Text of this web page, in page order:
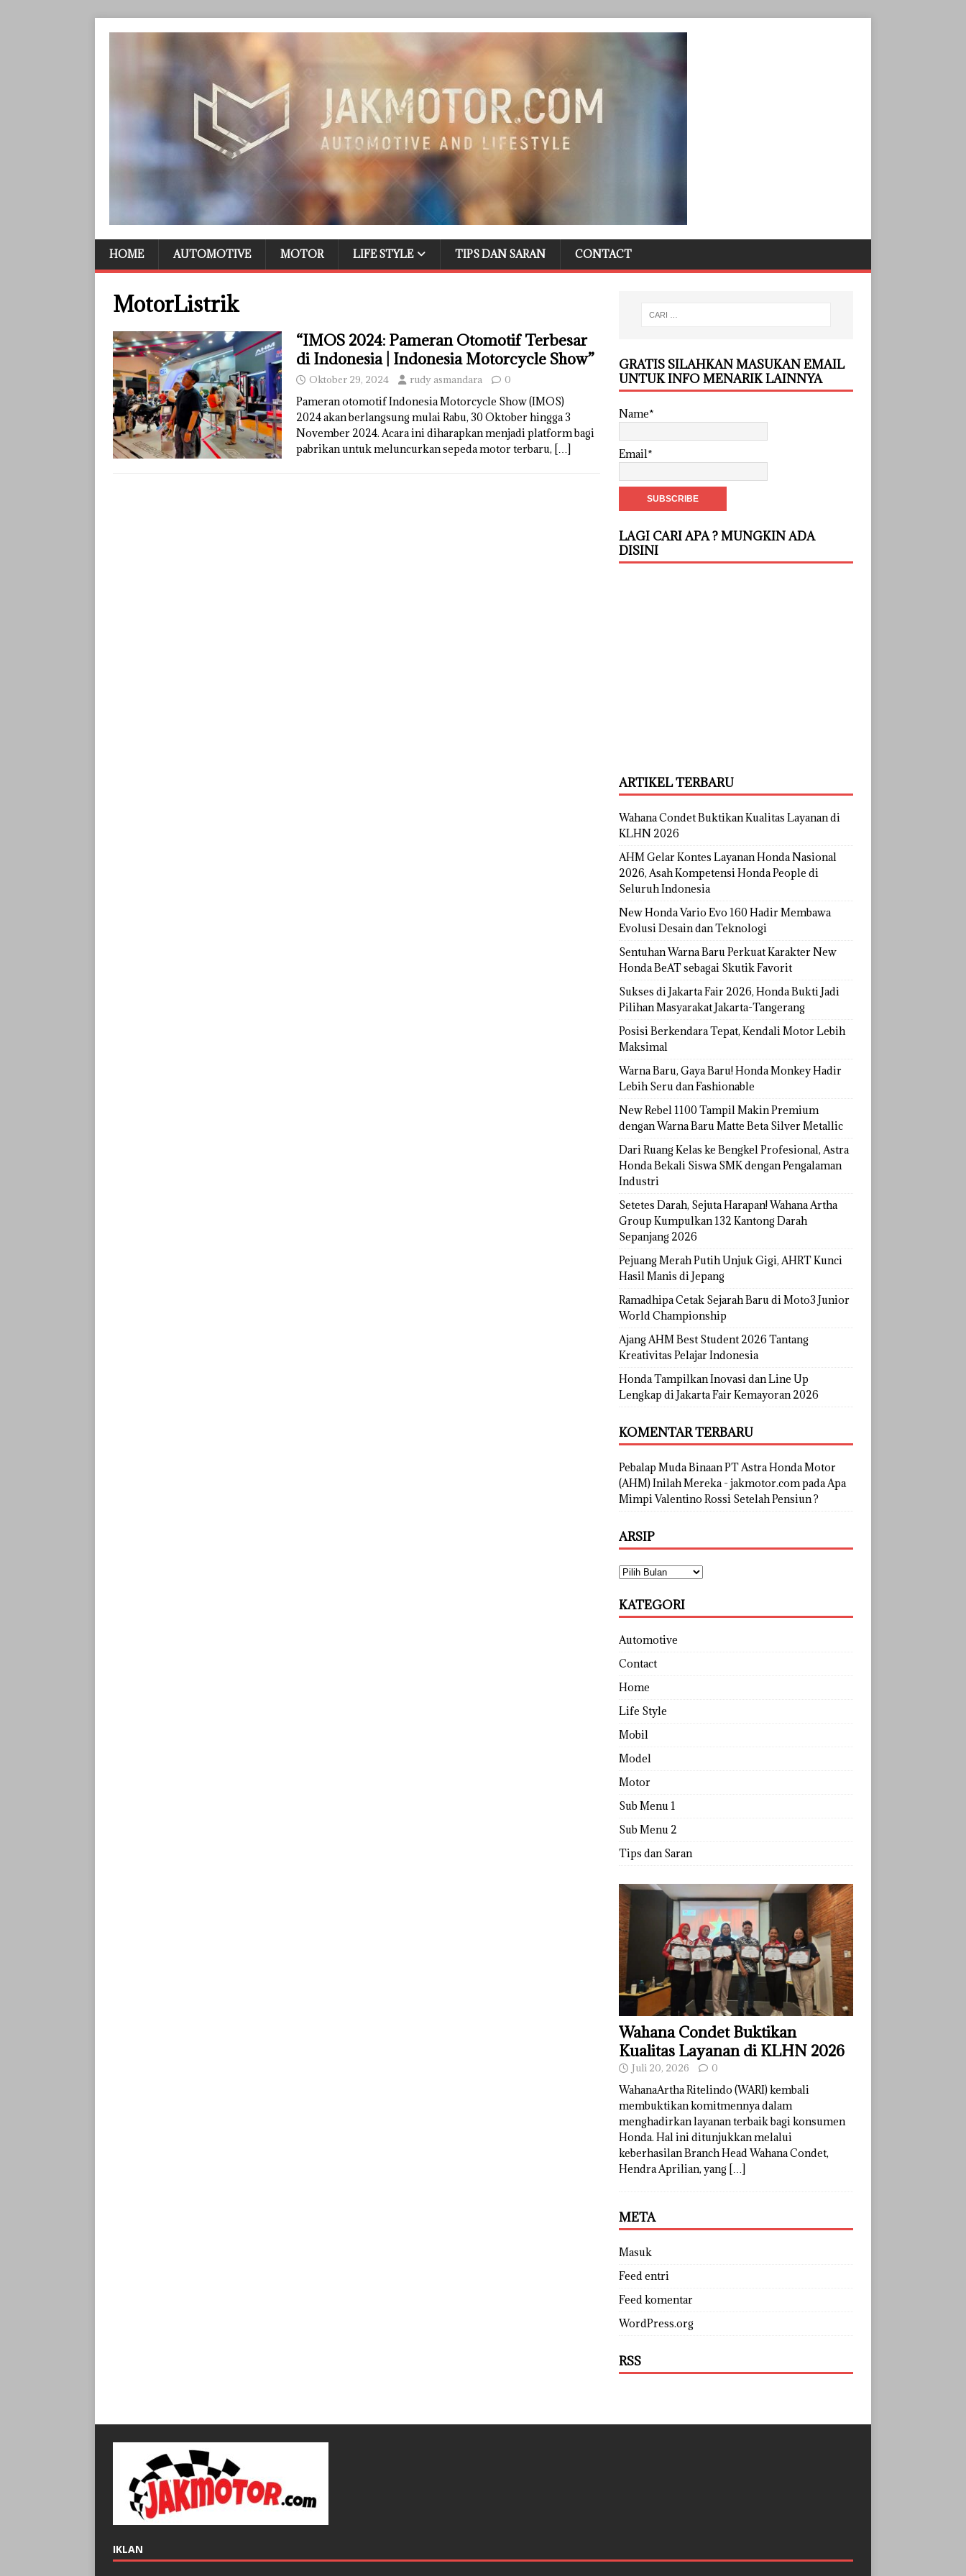
HOME AUTOMOTIVE MOTOR LIFE STYLE TIPS DAN SARAN CONTACT
MotorListrik
“IMOS 2024: Pameran Otomotif Terbesar
di Indonesia | Indonesia Motorcycle Show”
Oktober 29, 2024 rudy asmandara 0
Pameran otomotif Indonesia Motorcycle Show (IMOS)
2024 akan berlangsung mulai Rabu, 30 Oktober hingga 3
November 2024. Acara ini diharapkan menjadi platform bagi
pabrikan untuk meluncurkan sepeda motor terbaru, […]
GRATIS SILAHKAN MASUKAN EMAIL
UNTUK INFO MENARIK LAINNYA
Name*
Email*
LAGI CARI APA ? MUNGKIN ADA
DISINI
ARTIKEL TERBARU
Wahana Condet Buktikan Kualitas Layanan di
KLHN 2026
AHM Gelar Kontes Layanan Honda Nasional
2026, Asah Kompetensi Honda People di
Seluruh Indonesia
New Honda Vario Evo 160 Hadir Membawa
Evolusi Desain dan Teknologi
Sentuhan Warna Baru Perkuat Karakter New
Honda BeAT sebagai Skutik Favorit
Sukses di Jakarta Fair 2026, Honda Bukti Jadi
Pilihan Masyarakat Jakarta-Tangerang
Posisi Berkendara Tepat, Kendali Motor Lebih
Maksimal
Warna Baru, Gaya Baru! Honda Monkey Hadir
Lebih Seru dan Fashionable
New Rebel 1100 Tampil Makin Premium
dengan Warna Baru Matte Beta Silver Metallic
Dari Ruang Kelas ke Bengkel Profesional, Astra
Honda Bekali Siswa SMK dengan Pengalaman
Industri
Setetes Darah, Sejuta Harapan! Wahana Artha
Group Kumpulkan 132 Kantong Darah
Sepanjang 2026
Pejuang Merah Putih Unjuk Gigi, AHRT Kunci
Hasil Manis di Jepang
Ramadhipa Cetak Sejarah Baru di Moto3 Junior
World Championship
Ajang AHM Best Student 2026 Tantang
Kreativitas Pelajar Indonesia
Honda Tampilkan Inovasi dan Line Up
Lengkap di Jakarta Fair Kemayoran 2026
KOMENTAR TERBARU
Pebalap Muda Binaan PT Astra Honda Motor
(AHM) Inilah Mereka - jakmotor.compadaApa
Mimpi Valentino Rossi Setelah Pensiun ?
ARSIP
KATEGORI
Automotive
Contact
Home
Life Style
Mobil
Model
Motor
Sub Menu 1
Sub Menu 2
Tips dan Saran
Wahana Condet Buktikan
Kualitas Layanan di KLHN 2026
Juli 20, 2026 0
WahanaArtha Ritelindo (WARI) kembali
membuktikan komitmennya dalam
menghadirkan layanan terbaik bagi konsumen
Honda. Hal ini ditunjukkan melalui
keberhasilan Branch Head Wahana Condet,
Hendra Aprilian, yang […]
META
Masuk
Feed entri
Feed komentar
WordPress.org
RSS
IKLAN